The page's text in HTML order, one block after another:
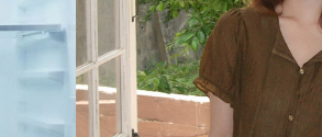
민소매/나시
크롭
반팔
트레이닝
밴딩팬츠
길이별
하객룩
페스티벌/바캉스
셀프웨딩
데일리 니트